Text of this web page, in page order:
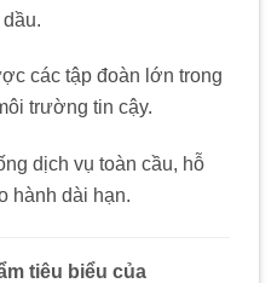
các tập đoàn lớn trong
trường tin cậy.
dịch vụ toàn cầu, hỗ
hành dài hạn.
tiêu biểu của